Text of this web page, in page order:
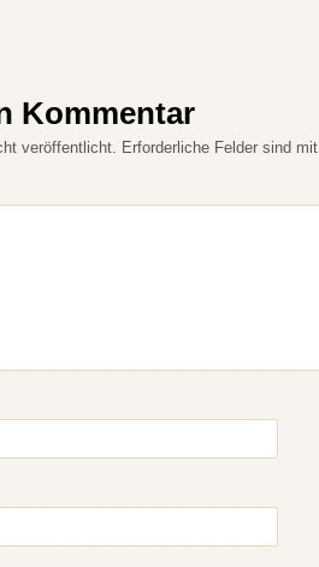
Kommentar
veröffentlicht. Erforderliche Felder sind mit